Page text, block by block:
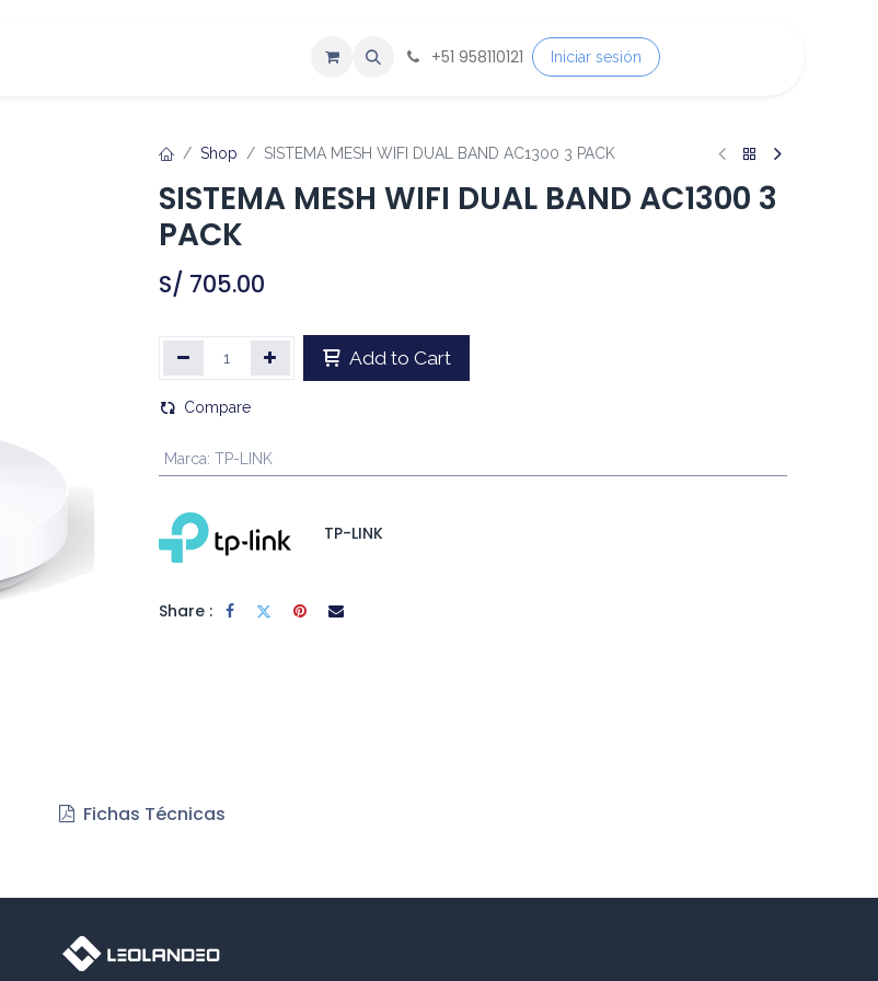
+51 958110121 Iniciar sesión
Shop SISTEMA MESH WIFI DUAL BAND AC1300 3 PACK
SISTEMA MESH WIFI DUAL BAND AC1300 3
PACK
S/ 705.00
Add to Cart
Compare
Marca: TP-LINK
TP-LINK
Share :
Fichas Técnicas